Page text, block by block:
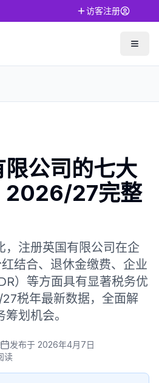
访客注册
公司的七大
2026/27完整
，注册英国有限公司在企
结合、退休金缴费、企业
）等方面具有显著税务优
税年最新数据，全面解
划机会。
发布于 2026年4月7日
读